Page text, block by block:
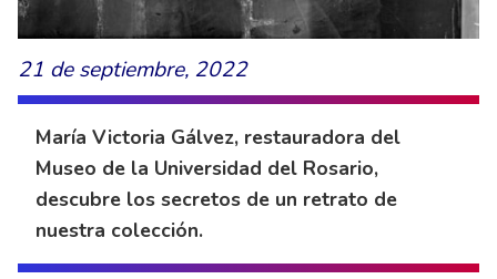
21 de septiembre, 2022
María Victoria Gálvez, restauradora del
Museo de la Universidad del Rosario,
descubre los secretos de un retrato de
nuestra colección.